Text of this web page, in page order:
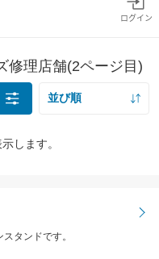
ログイン
修理店舗(2ページ目)
並び順
します。
タンドです。